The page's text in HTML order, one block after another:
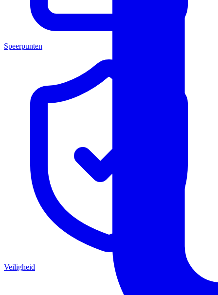
Speerpunten
Veiligheid